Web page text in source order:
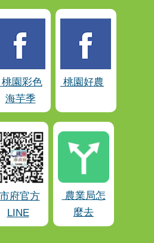
桃園彩色
海芋季
桃園好農
市府官方
LINE
農業局怎
麼去